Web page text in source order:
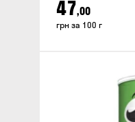
47,00
грн за 100 г